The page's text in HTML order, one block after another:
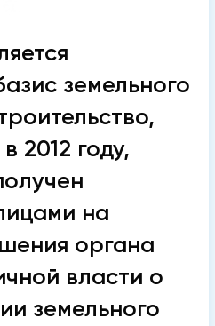
земельного
2012 году,
на
органа
власти о
земельного